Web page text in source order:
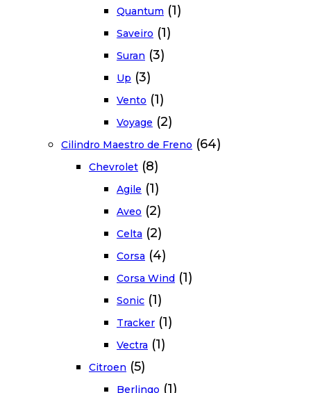
Quantum (1)
Saveiro (1)
Suran (3)
Up (3)
Vento (1)
Voyage (2)
Cilindro Maestro de Freno (64)
Chevrolet (8)
Agile (1)
Aveo (2)
Celta (2)
Corsa (4)
Corsa Wind (1)
Sonic (1)
Tracker (1)
Vectra (1)
Citroen (5)
Berlingo (1)